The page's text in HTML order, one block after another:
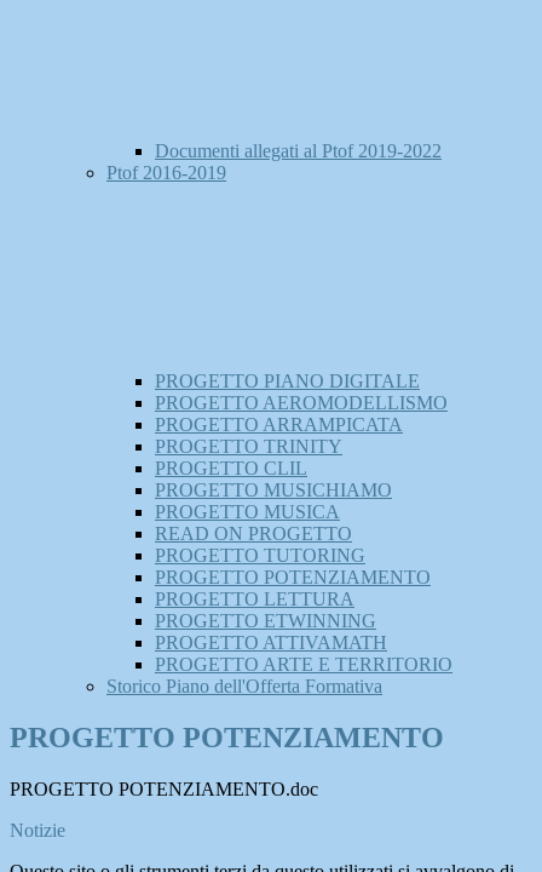
Documenti allegati al Ptof 2019-2022
Ptof 2016-2019
PROGETTO PIANO DIGITALE
PROGETTO AEROMODELLISMO
PROGETTO ARRAMPICATA
PROGETTO TRINITY
PROGETTO CLIL
PROGETTO MUSICHIAMO
PROGETTO MUSICA
READ ON PROGETTO
PROGETTO TUTORING
PROGETTO POTENZIAMENTO
PROGETTO LETTURA
PROGETTO ETWINNING
PROGETTO ATTIVAMATH
PROGETTO ARTE E TERRITORIO
Storico Piano dell'Offerta Formativa
PROGETTO POTENZIAMENTO
PROGETTO POTENZIAMENTO.doc
Notizie